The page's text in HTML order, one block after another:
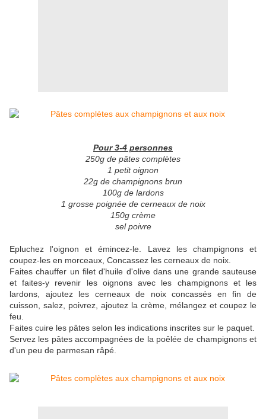
Pour 3-4 personnes
250g de pâtes complètes
1 petit oignon
22g de champignons brun
100g de lardons
1 grosse poignée de cerneaux de noix
150g crème
sel poivre
Epluchez l'oignon et émincez-le. Lavez les champignons et
coupez-les en morceaux, Concassez les cerneaux de noix.
Faites chauffer un filet d'huile d'olive dans une grande sauteuse
et faites-y revenir les oignons avec les champignons et les
lardons, ajoutez les cerneaux de noix concassés en fin de
cuisson, salez, poivrez, ajoutez la crème, mélangez et coupez le
feu.
Faites cuire les pâtes selon les indications inscrites sur le paquet.
Servez les pâtes accompagnées de la poêlée de champignons et
d'un peu de parmesan râpé.